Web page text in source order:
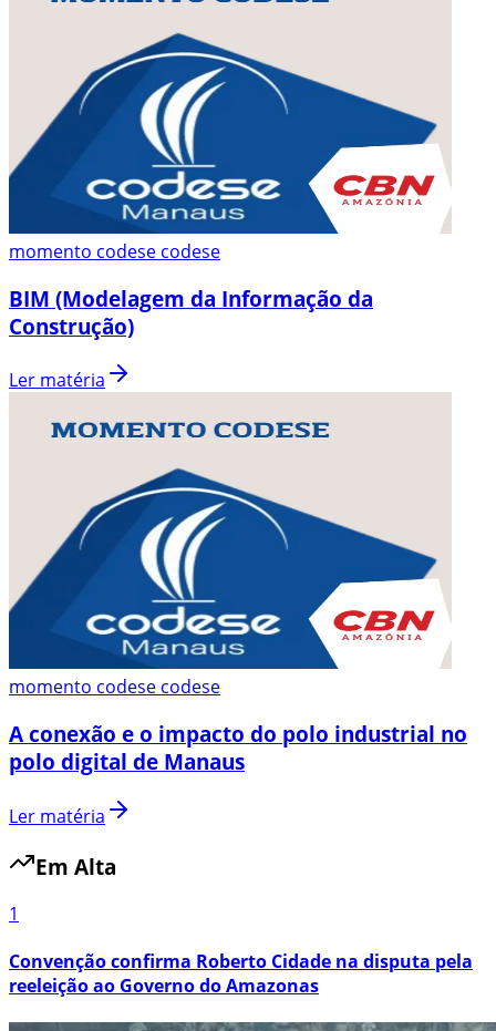
momento codese codese
BIM (Modelagem da Informação da
Construção)
Ler matéria
momento codese codese
A conexão e o impacto do polo industrial no
polo digital de Manaus
Ler matéria
Em Alta
1
Convenção confirma Roberto Cidade na disputa pela
reeleição ao Governo do Amazonas